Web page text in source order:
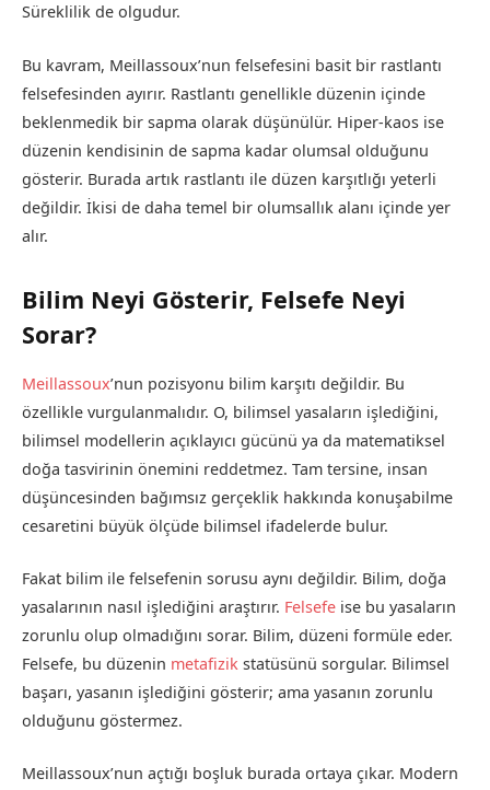
Süreklilik de olgudur.
Bu kavram, Meillassoux’nun felsefesini basit bir rastlantı
felsefesinden ayırır. Rastlantı genellikle düzenin içinde
beklenmedik bir sapma olarak düşünülür. Hiper-kaos ise
düzenin kendisinin de sapma kadar olumsal olduğunu
gösterir. Burada artık rastlantı ile düzen karşıtlığı yeterli
değildir. İkisi de daha temel bir olumsallık alanı içinde yer
alır.
Bilim Neyi Gösterir, Felsefe Neyi
Sorar?
Meillassoux’nun pozisyonu bilim karşıtı değildir. Bu
özellikle vurgulanmalıdır. O, bilimsel yasaların işlediğini,
bilimsel modellerin açıklayıcı gücünü ya da matematiksel
doğa tasvirinin önemini reddetmez. Tam tersine, insan
düşüncesinden bağımsız gerçeklik hakkında konuşabilme
cesaretini büyük ölçüde bilimsel ifadelerde bulur.
Fakat bilim ile felsefenin sorusu aynı değildir. Bilim, doğa
yasalarının nasıl işlediğini araştırır. Felsefe ise bu yasaların
zorunlu olup olmadığını sorar. Bilim, düzeni formüle eder.
Felsefe, bu düzenin metafizik statüsünü sorgular. Bilimsel
başarı, yasanın işlediğini gösterir; ama yasanın zorunlu
olduğunu göstermez.
Meillassoux’nun açtığı boşluk burada ortaya çıkar. Modern